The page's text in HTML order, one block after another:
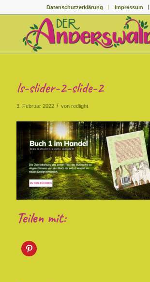
Datenschutzerklärung Impressum
ls-slider-2-slide-2
3. Februar 2022 / von redlight
Teilen mit: